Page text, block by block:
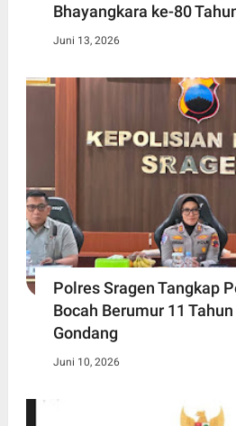
Bhayangkara ke-80
Juni 13, 2026
Polres Sragen Tangkap
Bocah Berumur 11
Gondang
Juni 10, 2026